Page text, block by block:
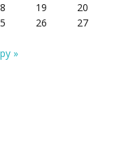
»
19
20
26
27